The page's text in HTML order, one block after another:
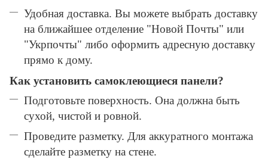
Удобная доставка. Вы можете выбрать доставку
на ближайшее отделение "Новой Почты" или
"Укрпочты" либо оформить адресную доставку
прямо к дому.
Как установить самоклеющиеся панели?
Подготовьте поверхность. Она должна быть
сухой, чистой и ровной.
Проведите разметку. Для аккуратного монтажа
сделайте разметку на стене.